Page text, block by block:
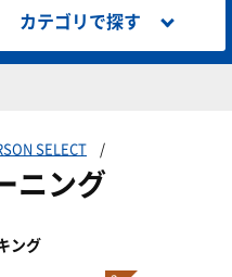
カテゴリで探す
SELECT
ニング
ング